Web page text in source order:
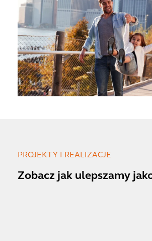
PROJEKTY I REALIZACJE
Zobacz jak ulepszamy